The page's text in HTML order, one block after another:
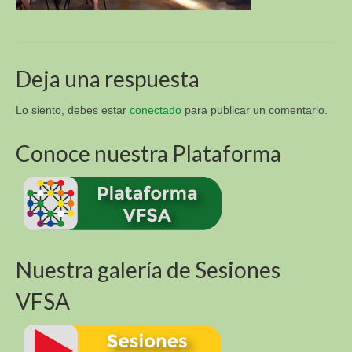
Descargas
3. Libros y Tesis
APT Sucre
APT Brasil
Contacto
VI Congreso Latinoamericano de Etnobiología del
24 al 28 de septiembre 2019 Sucre – Bolivia
Deja una respuesta
Lo siento, debes estar conectado para publicar un comentario.
Conoce nuestra Plataforma
Nuestra galería de Sesiones
VFSA